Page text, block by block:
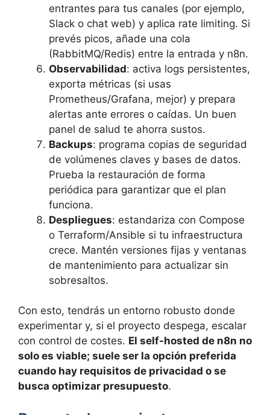
entrantes para tus canales (por ejemplo,
Slack o chat web) y aplica rate limiting. Si
prevés picos, añade una cola
(RabbitMQ/Redis) entre la entrada y n8n.
Observabilidad: activa logs persistentes,
exporta métricas (si usas
Prometheus/Grafana, mejor) y prepara
alertas ante errores o caídas. Un buen
panel de salud te ahorra sustos.
Backups: programa copias de seguridad
de volúmenes claves y bases de datos.
Prueba la restauración de forma
periódica para garantizar que el plan
funciona.
Despliegues: estandariza con Compose
o Terraform/Ansible si tu infraestructura
crece. Mantén versiones fijas y ventanas
de mantenimiento para actualizar sin
sobresaltos.
Con esto, tendrás un entorno robusto donde
experimentar y, si el proyecto despega, escalar
con control de costes. El self-hosted de n8n no
solo es viable; suele ser la opción preferida
cuando hay requisitos de privacidad o se
busca optimizar presupuesto.